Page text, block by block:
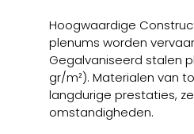
Hoogwaardige
plenums worden
Gegalvaniseerd stalen
gr/m²). Materialen van
langdurige prestaties,
omstandigheden.